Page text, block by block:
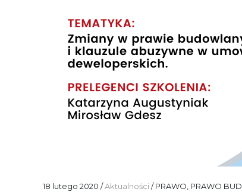
18 lutego 2020 Aktualności PRAWO, PRAWO